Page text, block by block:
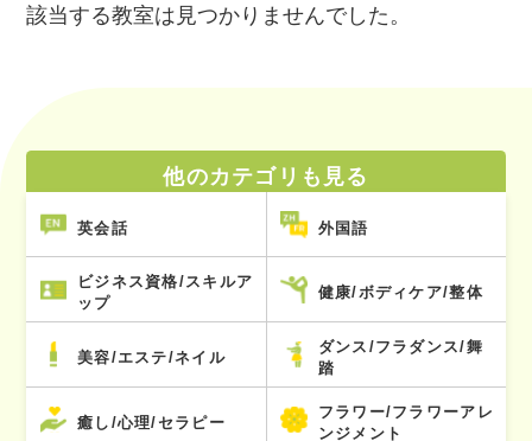
該当する教室は見つかりませんでした。
他のカテゴリも見る
英会話 外国語
ビジネス資格/スキルア
ップ
健康/ボディケア/整体
美容/エステ/ネイル
ダンス/フラダンス/舞
踏
癒し/心理/セラピー
フラワー/フラワーアレ
ンジメント